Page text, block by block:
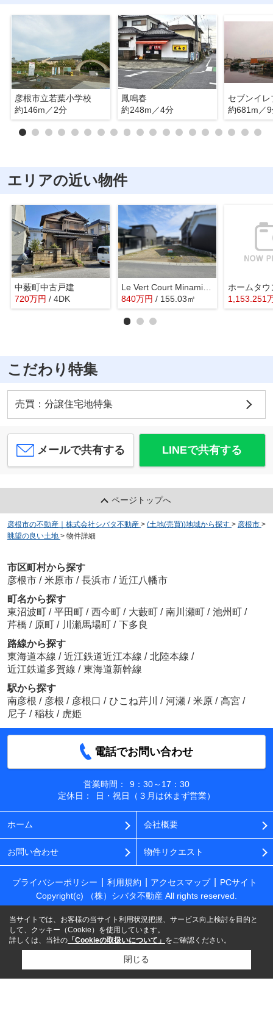
彦根市立若葉小学校
約146m／2分
鳳鳴春
約248m／4分
約681m／
エリアの近い物件
中薮町中古戸建
720万円 / 4DK
Le Vert Court Minamikawase～ル・ベールコート・ミナミカワセ～
840万円 / 155.03㎡ 1,153.251
こだわり特集
売買：分譲住宅地特集
メールで共有する LINEで共有する
ページトップへ
彦根市の不動産｜株式会社シバタ不動産 > (土地(売買))地域から探す > 彦根市 >
眺望の良い土地 > 物件詳細
市区町村から探す
彦根市 / 米原市 / 長浜市 / 近江八幡市
町名から探す
東沼波町 / 平田町 / 西今町 / 大藪町 / 南川瀬町 / 池州町 /
芹橋 / 原町 / 川瀬馬場町 / 下多良
路線から探す
東海道本線 / 近江鉄道近江本線 / 北陸本線 /
近江鉄道多賀線 / 東海道新幹線
駅から探す
南彦根 / 彦根 / 彦根口 / ひこね芹川 / 河瀬 / 米原 / 高宮 /
尼子 / 稲枝 / 虎姫
電話でお問い合わせ
営業時間：
9：30～17：30
定休日：
日・祝日（３月は休まず営業）
ホーム 会社概要
お問い合わせ 物件リクエスト
プライバシーポリシー 利用規約 アクセスマップ
PCサイト
Copyright(c) （株）シバタ不動産 All rights reserved.
当サイトでは、お客様の当サイト利用状況把握、サービス向上検討を目的と
して、クッキー（Cookie）を使用しています。
詳しくは、当社の 「Cookieの取扱いについて」 をご確認ください。
閉じる